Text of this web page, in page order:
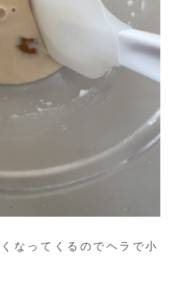
なってくるのでヘラで小